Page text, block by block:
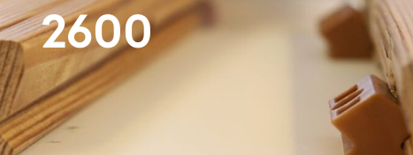
2600